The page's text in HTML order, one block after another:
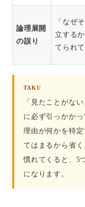
論理展開
の誤り
「なぜ
立する
てられ
TAKU
「見たことがな
に必ず引っかかっ
理由が何かを特
てはまるから省く
慣れてくると、5
になります。